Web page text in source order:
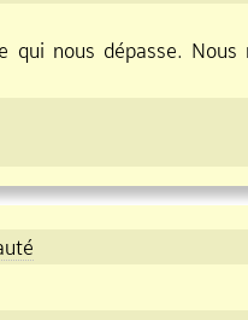
nous dépasse.